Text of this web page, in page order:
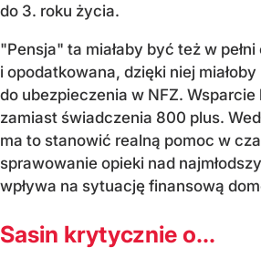
do 3. roku życia.
"Pensja" ta miałaby być też w pełni
i opodatkowana, dzięki niej
do ubezpieczenia w NFZ. Wsparcie
zamiast świadczenia 800 plus.
ma to stanowić realną pomoc w
sprawowanie opieki nad
wpływa na sytuację finansową
Sasin krytycznie o...